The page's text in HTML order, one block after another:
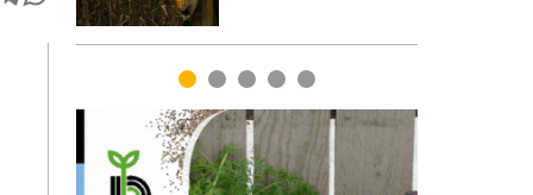
авиатоплива
1 2 3 4 5